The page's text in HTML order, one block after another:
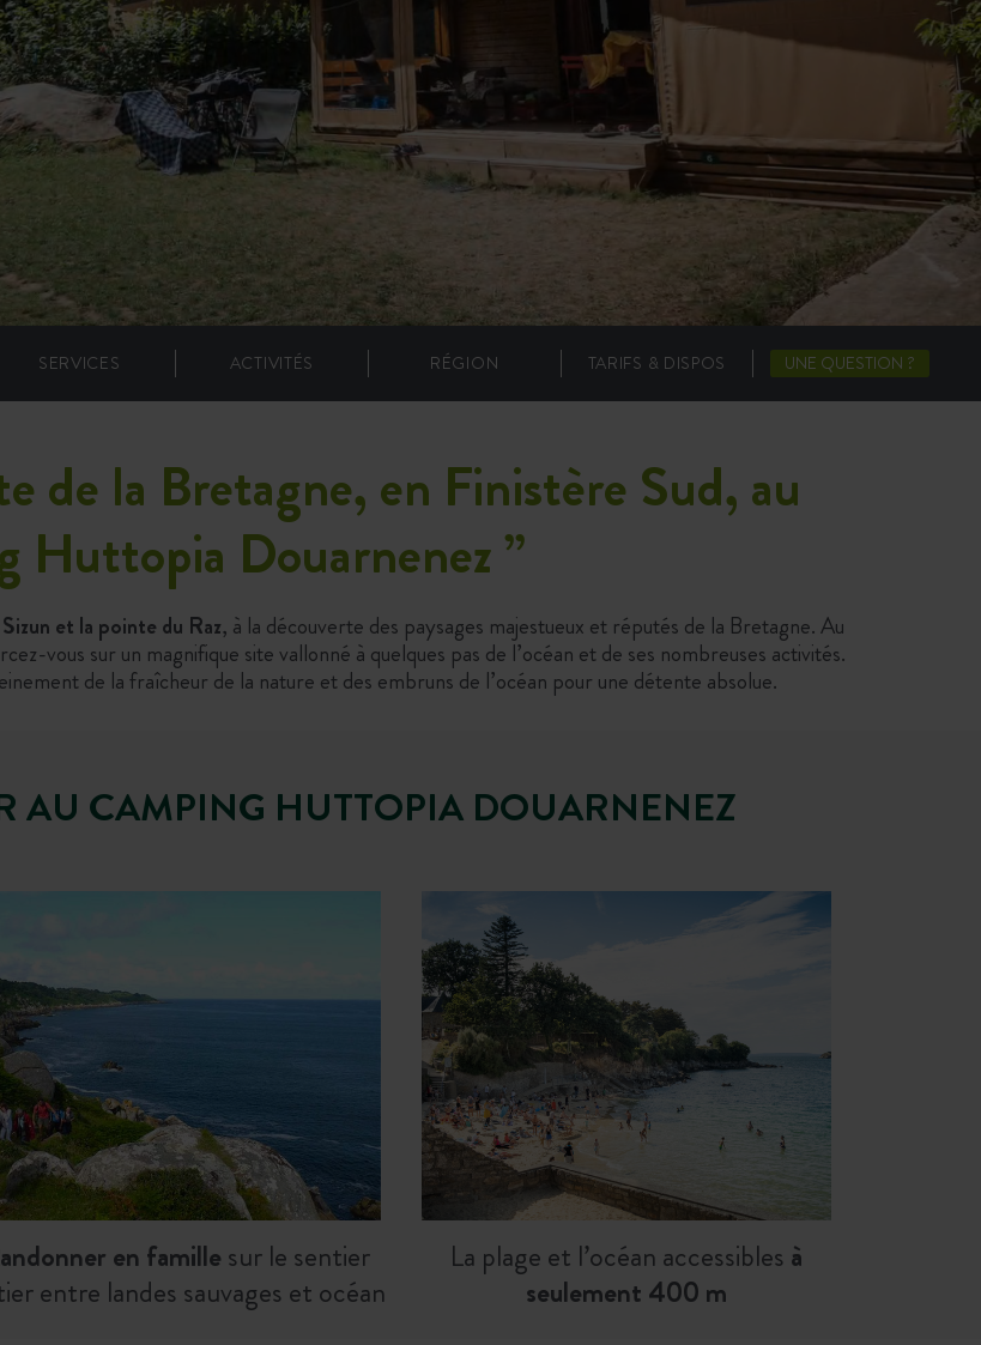
SERVICES ACTIVITÉS RÉGION TARIFS & DISPOS UNE QUESTION ?
de la Bretagne, en Finistère Sud, au
Huttopia Douarnenez”
et la pointe du Raz, à la découverte des paysages majestueux et réputés de la Bretagne. Au
vous sur un magnifique site vallonné à quelques pas de l’océan et de ses nombreuses activités.
de la fraîcheur de la nature et des embruns de l’océan pour une détente absolue.
AU CAMPING HUTTOPIA DOUARNENEZ
en famille sur le sentier
entre landes sauvages et océan
La plage et l’océan accessibles à
seulement 400 m